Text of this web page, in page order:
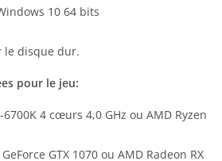
10 64 bits
le disque dur.
pour le jeu:
4 cœurs 4,0 GHz ou AMD Ryzen
GTX 1070 ou AMD Radeon RX